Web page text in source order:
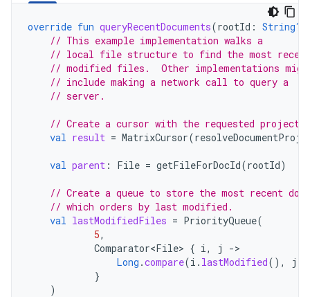
override fun queryRecentDocuments(rootId : String?
// This example implementation walks a
// local file structure to find the most
// modified files.  Other implementations
// include making a network call to query a
// server.
// Create a cursor with the requested
val result = MatrixCursor(
val parent : File = getFileForDocId(rootId)
// Create a queue to store the most recent
// which orders by last modified.
val lastModifiedFiles = PriorityQueue(
5,
Comparator<File> { i, j -
Long .compare(i . lastModified(), j
}
)